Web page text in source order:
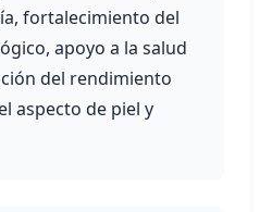
fortalecimiento del
apoyo a la salud
del rendimiento
aspecto de piel y